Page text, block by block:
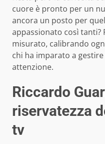
cuore è pronto per un
ancora un posto per
appassionato così tanti?
misurato, calibrando
chi ha imparato a
attenzione.
Riccardo
riservatezza
tv